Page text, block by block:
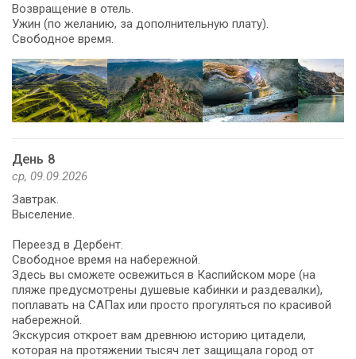
Возвращение в отель.
Ужин (по желанию, за дополнительную плату).
Свободное время.
День 8
ср, 09.09.2026
Завтрак.
Выселение.
Переезд в Дербент.
Свободное время на набережной.
Здесь вы сможете освежиться в Каспийском море (на
пляже предусмотрены душевые кабинки и раздевалки),
поплавать на САПах или просто прогуляться по красивой
набережной.
Экскурсия откроет вам древнюю историю цитадели,
которая на протяжении тысяч лет защищала город от